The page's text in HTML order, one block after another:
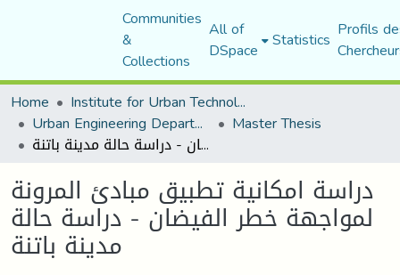
Communities
&
Collections
All of
DSpace Statistics Profils
Home
Institute for Urban Technology Management
Urban Engineering Department Master Thesis
دراسة امكانية تطبيق مبادئ المرونة لمواجهة خطر الفيضان - دراسة حالة مدينة باتنة
دراسة امكانية تطبيق مبادئ المرونة
لمواجهة خطر الفيضان - دراسة حالة
مدينة باتنة